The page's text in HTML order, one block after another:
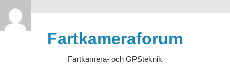
Hoppa
till
Fartkameraforum
Fartkamera- och GPSteknik